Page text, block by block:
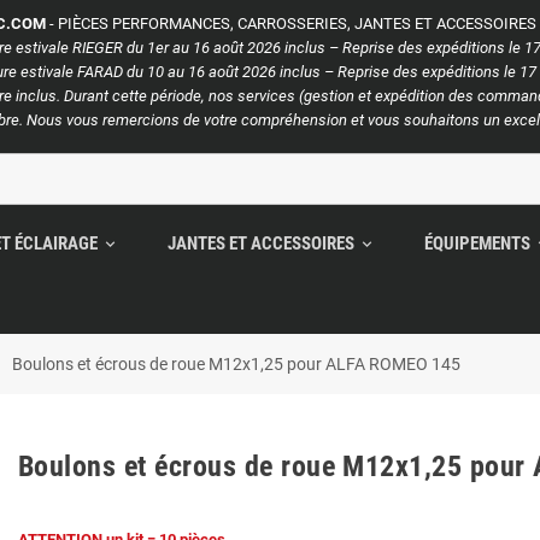
- PIÈCES PERFORMANCES, CARROSSERIES, JANTES ET
estivale RIEGER du 1er au 16 août 2026 inclus – Reprise des expéditions le
estivale FARAD du 10 au 16 août 2026 inclus – Reprise des expéditions le 17
Durant cette période, nos services (gestion et expédition des
Nous vous remercions de votre compréhension et vous souhaitons un
ÉCLAIRAGE expand_more JANTES ET ACCESSOIRES expand_more ÉQUIPEMENTS
Boulons et écrous de roue M12x1,25 pour ALFA ROMEO 145
Boulons et écrous de roue M12x1,25 pour